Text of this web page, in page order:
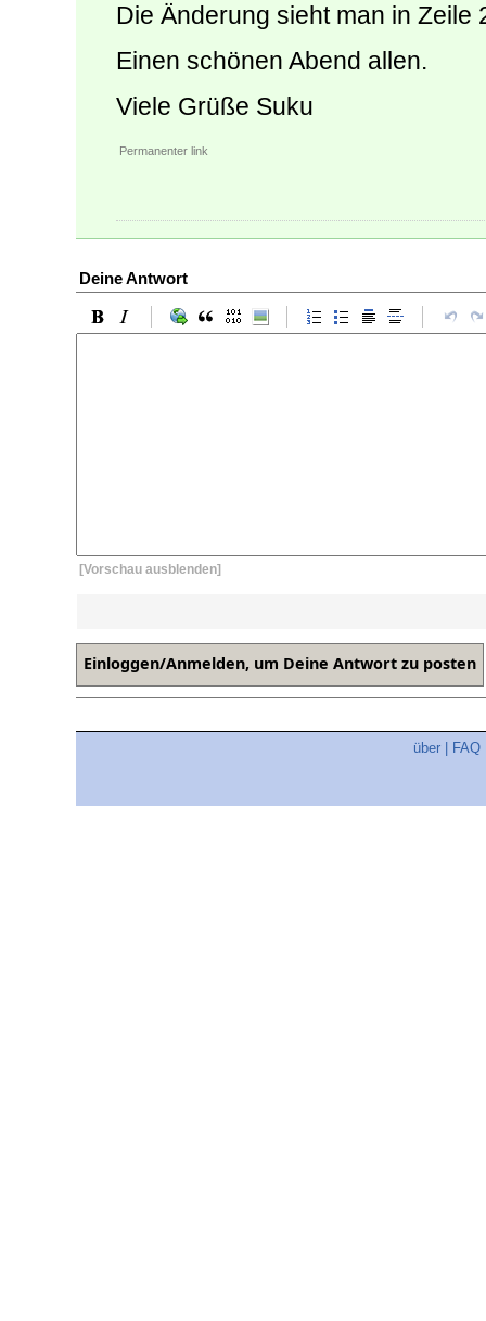
Die Änderung sieht man in Zeile
Einen schönen Abend allen.
Viele Grüße Suku
Permanenter link
Deine Antwort
[Vorschau ausblenden]
über FAQ